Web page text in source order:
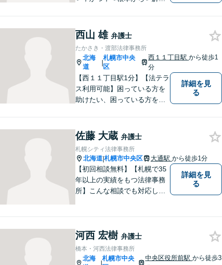
て，最適な対応を模索しま
す。【夜間／休日対応可能】
もっとも良い解決策を模索致
します。お気軽にご相談くだ
さい。
西山 雄 弁護士
たかさき・渡部法律事務所
北海
道
|
札幌市中央
区
西１１丁目駅から徒歩1
分
【西１１丁目駅1分】【法テラ
ス利用可能】困っている方を
助けたい、困っている方を何
者様を笑顔にできるよう、親
身に寄り添いながら、解決し
ていきます。些細な心配、お
悩みでもぜひお気軽にご相談
ください。
詳細を見
る
佐藤 大蔵 弁護士
札幌シティ法律事務所
北海道|札幌市中央区 大通駅 から徒歩1分
【初回相談無料】【札幌で35
年以上の実績をもつ法律事務
所】こんな相談でも対応して
詳細を見
る
河西 宏樹 弁護士
橋本・河西法律事務所
北海
|
札幌市中央
中央区役所前駅から徒歩3